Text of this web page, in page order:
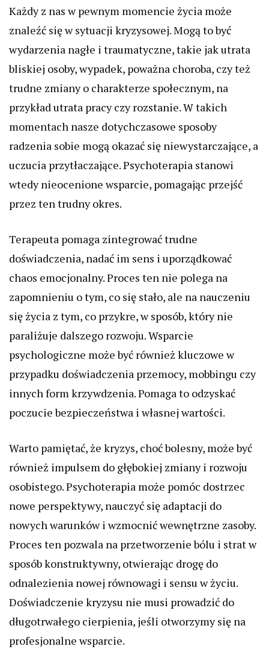
Każdy z nas w pewnym momencie życia może
znaleźć się w sytuacji kryzysowej. Mogą to być
wydarzenia nagłe i traumatyczne, takie jak utrata
bliskiej osoby, wypadek, poważna choroba, czy też
trudne zmiany o charakterze społecznym, na
przykład utrata pracy czy rozstanie. W takich
momentach nasze dotychczasowe sposoby
radzenia sobie mogą okazać się niewystarczające, a
uczucia przytłaczające. Psychoterapia stanowi
wtedy nieocenione wsparcie, pomagając przejść
przez ten trudny okres.
Terapeuta pomaga zintegrować trudne
doświadczenia, nadać im sens i uporządkować
chaos emocjonalny. Proces ten nie polega na
zapomnieniu o tym, co się stało, ale na nauczeniu
się życia z tym, co przykre, w sposób, który nie
paraliżuje dalszego rozwoju. Wsparcie
psychologiczne może być również kluczowe w
przypadku doświadczenia przemocy, mobbingu czy
innych form krzywdzenia. Pomaga to odzyskać
poczucie bezpieczeństwa i własnej wartości.
Warto pamiętać, że kryzys, choć bolesny, może być
również impulsem do głębokiej zmiany i rozwoju
osobistego. Psychoterapia może pomóc dostrzec
nowe perspektywy, nauczyć się adaptacji do
nowych warunków i wzmocnić wewnętrzne zasoby.
Proces ten pozwala na przetworzenie bólu i strat w
sposób konstruktywny, otwierając drogę do
odnalezienia nowej równowagi i sensu w życiu.
Doświadczenie kryzysu nie musi prowadzić do
długotrwałego cierpienia, jeśli otworzymy się na
profesjonalne wsparcie.